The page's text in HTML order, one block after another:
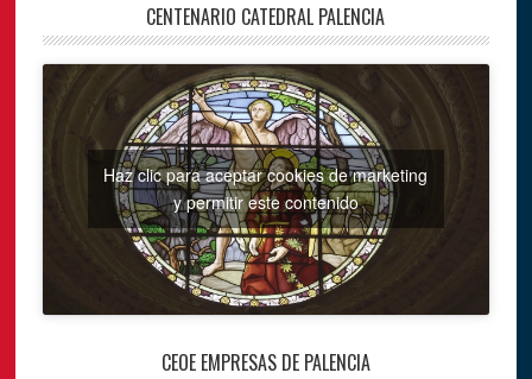
CENTENARIO CATEDRAL PALENCIA
Haz clic para aceptar cookies de marketing
y permitir este contenido
CEOE EMPRESAS DE PALENCIA